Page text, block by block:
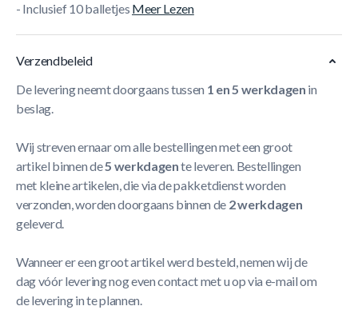
- Inclusief 10 balletjes Meer Lezen
Verzendbeleid
De levering neemt doorgaans tussen 1 en 5 werkdagen in
beslag.
Wij streven ernaar om alle bestellingen met een groot
artikel binnen de5 werkdagente leveren. Bestellingen
met kleine artikelen, die via de pakketdienst worden
verzonden, worden doorgaans binnen de 2 werkdagen
geleverd.
Wanneer er een groot artikel werd besteld, nemen wij de
dag vóór levering nog even contact met u op via e-mail om
de levering in te plannen.